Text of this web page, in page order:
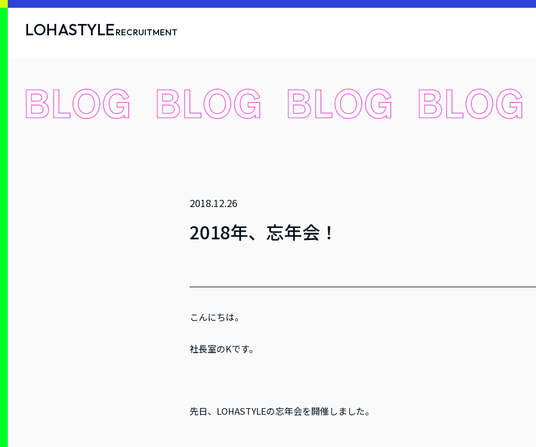
LOHASTYLERECRUITMENT
2018.12.26
2018年、忘年会！
こんにちは。
社長室のKです。
先日、LOHASTYLEの忘年会を開催しました。